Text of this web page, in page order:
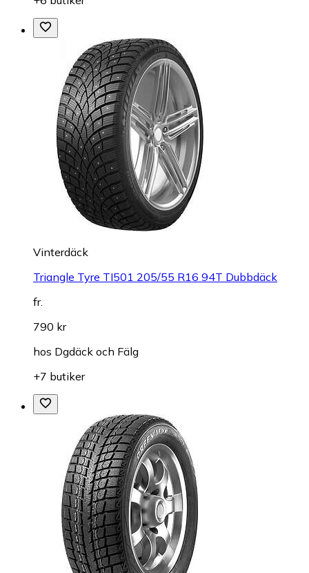
Vinterdäck
Triangle Tyre TI501 205/55 R16 94T Dubbdäck
fr.
790 kr
hos Dgdäck och Fälg
+7 butiker